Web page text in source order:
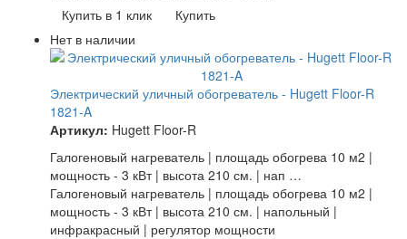
Купить в 1 клик
Купить
Нет в наличии
Электрический уличный обогреватель - Hugett Floor-R
1821-A
Артикул: Hugett Floor-R
Галогеновый нагреватель | площадь обогрева 10 м2 |
мощность - 3 кВт | высота 210 см. | нап …
Галогеновый нагреватель | площадь обогрева 10 м2 |
мощность - 3 кВт | высота 210 см. | напольный |
инфракрасный | регулятор мощности